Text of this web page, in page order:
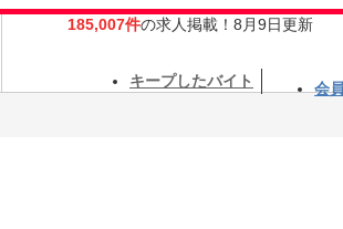
185,007件の求人掲載！8月9日更新
キープしたバイト 会